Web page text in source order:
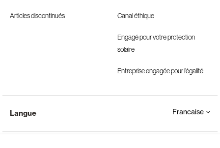
Articles discontinués Canal éthique
Engagé pour votre protection
solaire
Entreprise engagée pour l’égalité
Langue Francaise